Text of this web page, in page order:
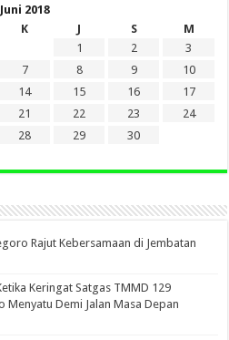
Juni 2018
K J S
M
1
2
3
7 8 9
10
14 15 16
17
21 22 23
24
28 29
30
Rajut Kebersamaan di Jembatan
Keringat Satgas TMMD 129
Demi Jalan Masa Depan